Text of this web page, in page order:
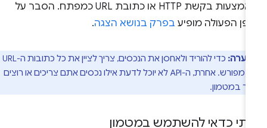
באמצעות בקשת HTTP או כתובת URL כמפתח. הסבר על
הפעולה מופיעבפרק בנושא הצגה.
הערה:
כדי להוריד ולאחסן את הנכסים, צריך לציין את כל כתובות ה-URL
באופן מפורש. אחרת, ה-API לא יוכל לדעת אילו נכסים אתם צריכים או רוצים
במטמון.
כדאי להשתמש במטמון